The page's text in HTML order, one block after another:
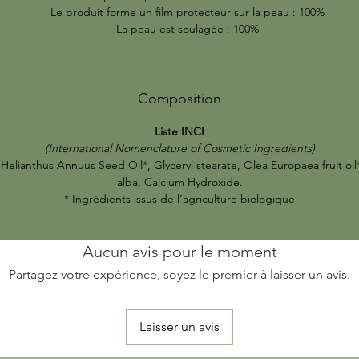
Le produit forme un film protecteur sur la peau : 100%
La peau est soulagée : 100%
Composition
Liste INCI
(International Nomenclature of Cosmetic Ingredients)
Annuus Seed Oil*, Glyceryl stearate, Olea Europaea fruit
alba, Calcium Hydroxide.
* Ingrédients issus de l’agriculture biologique
Aucun avis pour le moment
Partagez votre expérience, soyez le premier à laisser un avis.
Laisser un avis